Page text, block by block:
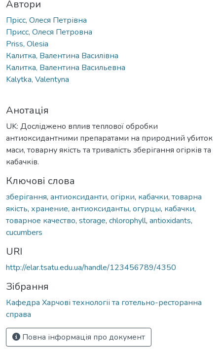
Автори
Прісс, Олеся Петрівна
Присс, Олеся Петровна
Priss, Оlesia
Калитка, Валентина Василівна
Калитка, Валентина Васильевна
Kalytka, Valentyna
Анотація
UK: Досліджено вплив теплової обробки
антиоксидантними препаратами на природний убиток
маси, товарну якість та тривалість зберігання огірків та
кабачків.
Ключові слова
зберігання, антиоксиданти, огірки, кабачки, товарна
якість, хранение, антиоксиданты, огурцы, кабачки,
товарное качество, storage, chlorophyll, antioxidants,
cucumbers
URI
http://elar.tsatu.edu.ua/handle/123456789/4350
Зібрання
Кафедра Харчові технологіі та готельно-ресторанна
справа
Повна інформація про документ